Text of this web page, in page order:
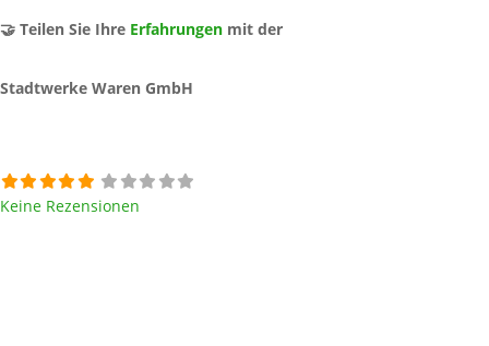
🤝 Teilen Sie Ihre Erfahrungen mit der
Stadtwerke Waren GmbH
Keine Rezensionen